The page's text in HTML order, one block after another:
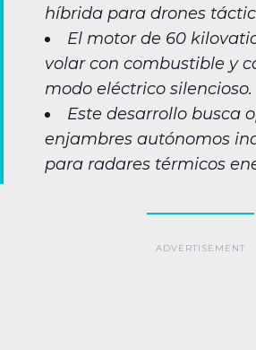
híbrida para drones
El motor de 60
volar con combustible y
modo eléctrico silencioso.
Este desarrollo busca
enjambres autónomos
para radares térmicos